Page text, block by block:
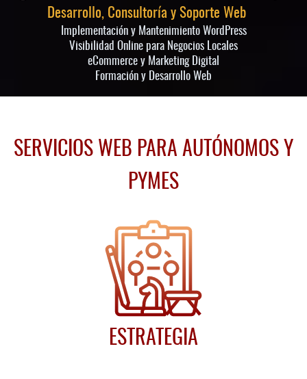
Desarrollo, Consultoría y Soporte Web
Implementación y Mantenimiento WordPress
Visibilidad Online para Negocios Locales
eCommerce y Marketing Digital
Formación y Desarrollo Web
SERVICIOS WEB PARA AUTÓNOMOS Y
PYMES​
ESTRATEGIA